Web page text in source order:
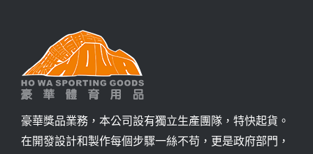
豪華獎品業務，本公司設有獨立生產團隊，特快起貨。
在開發設計和製作每個步驟一絲不苟，更是政府部門，